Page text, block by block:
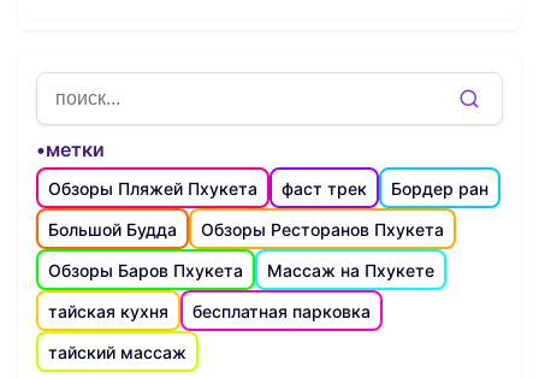
•метки
Обзоры Пляжей Пхукета фаст трек
Бордер ран
Большой Будда
Обзоры Ресторанов Пхукета
Обзоры Баров Пхукета
Массаж на Пхукете
тайская кухня
бесплатная парковка
тайский массаж